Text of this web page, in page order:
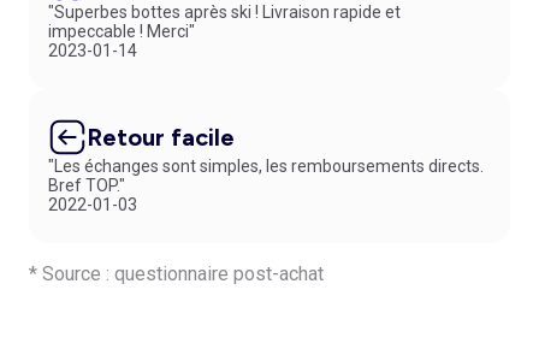
"Superbes bottes après ski ! Livraison rapide et
impeccable ! Merci"
2023-01-14
Retour facile
"Les échanges sont simples, les remboursements directs.
Bref TOP."
2022-01-03
* Source : questionnaire post-achat